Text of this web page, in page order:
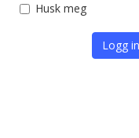
Husk meg